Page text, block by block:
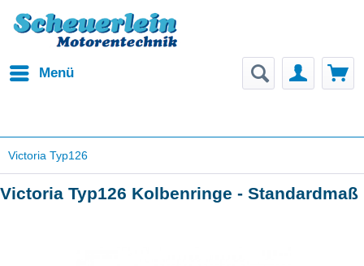
Menü
Victoria Typ126
Victoria Typ126 Kolbenringe - Standardmaß